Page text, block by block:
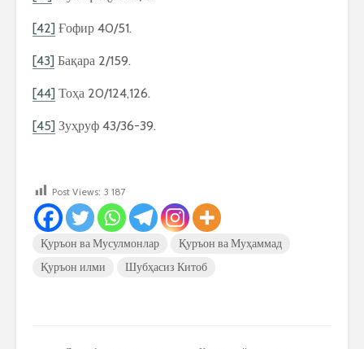
[42] Ғофир 40/51.
[43] Бақара 2/159.
[44] Тоҳа 20/124,126.
[45] Зуҳруф 43/36-39.
Post Views: 3 187
Қуръон ва Мусулмонлар
Қуръон ва Муҳаммад
Қуръон илми
Шубҳасиз Китоб